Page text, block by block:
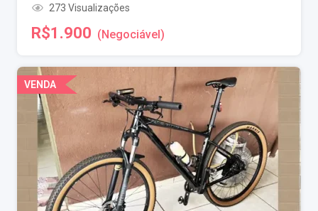
273 Visualizações
R$1.900 (Negociável)
VENDA